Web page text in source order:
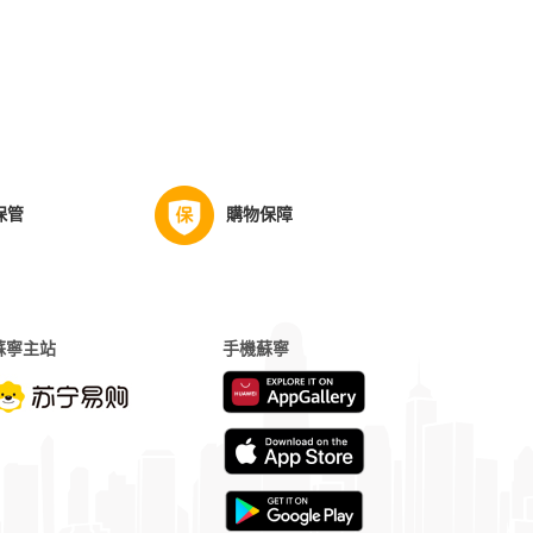
管 購物保障
寧主站 手機蘇寧